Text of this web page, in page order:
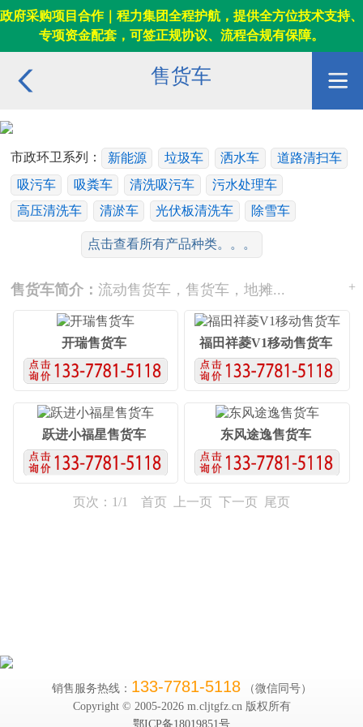
政府采购项目合作｜程力集团全程护航，提供全方位技术支持、
专项资金配套，可签正规协议、流程合规有保障。
售货车
市政环卫系列： 新能源 垃圾车 洒水车
道路清扫车
吸污车
吸粪车 清洗吸污车
污水处理车
高压清洗车
清淤车 光伏板清洗车
除雪车
应急装备系列： 舞台车 核酸采样车 消防车
宿营车
餐车/饮食保障车
被服洗涤车
工程运输系列： 随车吊 平板车 清障车
防撞缓冲车
高空作业车
云梯搬家车 搅拌车
沥青洒布车
水泥净浆洒布车
粉料物料运输车
干混砂浆运输车
散装饲料车
售货车 采血车/体检车/医疗车
广告车
舞台车
核酸采样车
1-9类危险品：
1类爆破器材
2类气体厢式
2类气瓶运输车
3类易燃液体厢式
3类易燃液体罐式
点击查看所有产品种类。。。
售货车简介：流动售货车，售货车，地摊... +
开瑞售货车 福田祥菱V1移动售货车
跃进小福星售货车 东风途逸售货车
页次：1/1 首页 上一页 下一页 尾页
销售服务热线： 133-7781-5118（微信同号）
Copyright © 2005-2026 m.cljtgfz.cn 版权所有
鄂ICP备18019851号